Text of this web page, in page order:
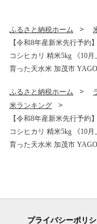
ふるさと納税ホーム
【令和8年産新米先行予約
コシヒカリ 精米5kg 《10
育った天水米 加茂市
ふるさと納税ホーム
米ランキング
【令和8年産新米先行予約
コシヒカリ 精米5kg 《10
育った天水米 加茂市
プライバシーポリ